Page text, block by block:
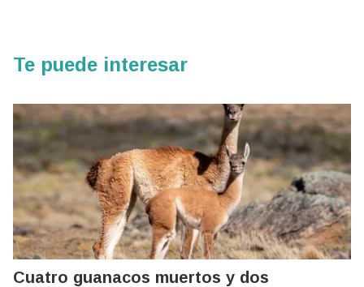
Te puede interesar
Cuatro guanacos muertos y dos